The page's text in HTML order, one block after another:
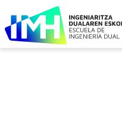
e